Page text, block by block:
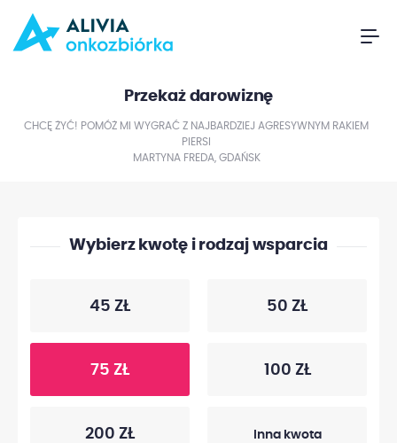
Przekaż darowiznę
CHCĘ ŻYĆ! POMÓŻ MI WYGRAĆ Z NAJBARDZIEJ AGRESYWNYM RAKIEM
PIERSI
MARTYNA FREDA, GDAŃSK
Wybierz kwotę i rodzaj wsparcia
45 ZŁ 50 ZŁ
75 ZŁ 100 ZŁ
200 ZŁ